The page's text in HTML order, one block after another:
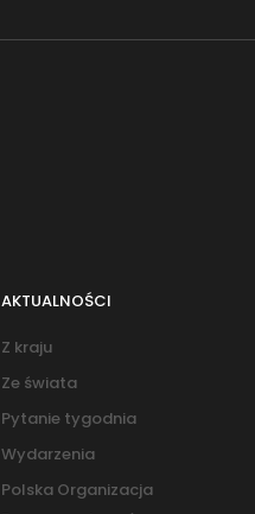
AKTUALNOŚCI
Z kraju
Ze świata
Pytanie tygodnia
Wydarzenia
Polska Organizacja